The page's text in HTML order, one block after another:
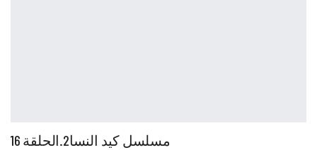
مسلسل كيد النسا2.الحلقة 16